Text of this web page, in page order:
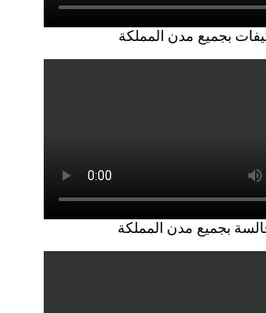
بجميع مدن المملكة
بجميع مدن المملكة